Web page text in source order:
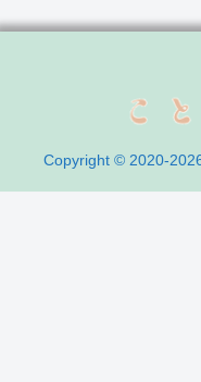
Copyright © 2020-